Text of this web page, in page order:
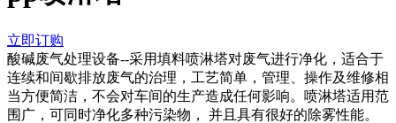
立即订购
酸碱废气处理设备--采用填料喷淋塔对废气进行净化，适合于
连续和间歇排放废气的治理，工艺简单，管理、操作及维修相
当方便简洁，不会对车间的生产造成任何影响。喷淋塔适用范
围广，可同时净化多种污染物， 并且具有很好的除雾性能。